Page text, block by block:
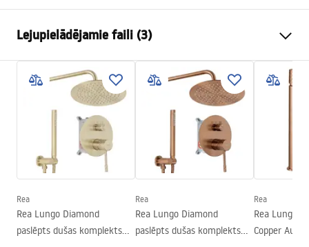
Uzstādīšanas veids
Krāsa
Zelts
Izteces veids
Fiksēta
Materiāls
Misiņš
Izsmidzinātāja sasniedzamība
Augstums
185
Pārklājuma tehnoloģija
PVD
Savienojuma diametrs
Garantija
5 gadi
Lejupielādējamie faili (3)
Garantijas noteikumi
Warranty_Terms_and_Conditions_Faucets_-_5.pdf
Montāžas instrukcija
faucet.pdf
Drošības informācija
Safety_Information_Faucets.pdf
Rea
Rea Lungo Diamond
paslēpts dušas komplekts
Rea
Rea Lungo Diamond
paslēpts dušas komplekts
Rea
Rea Lungo
Copper